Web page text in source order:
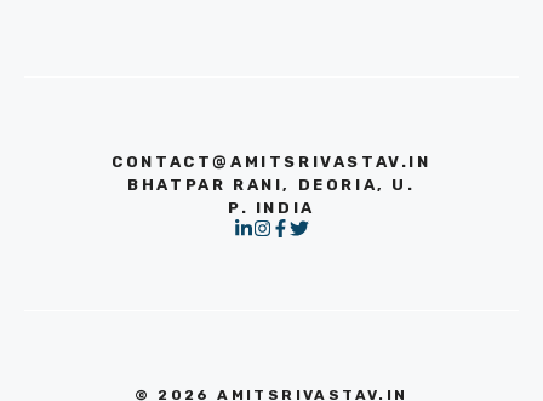
CONTACT@AMITSRIVASTAV.IN
BHATPAR RANI, DEORIA, U.
P. INDIA
© 2026 AMITSRIVASTAV.IN